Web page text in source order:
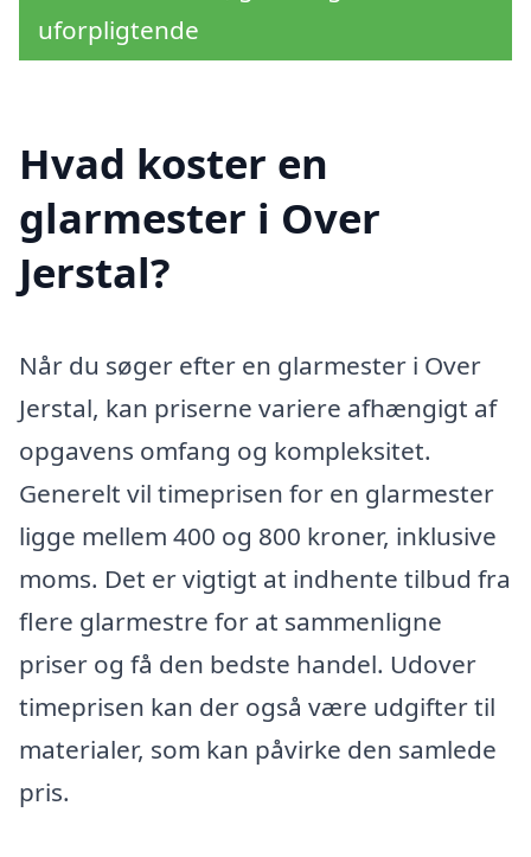
uforpligtende
Hvad koster en
glarmester i Over
Jerstal?
Når du søger efter en glarmester i Over
Jerstal, kan priserne variere afhængigt af
opgavens omfang og kompleksitet.
Generelt vil timeprisen for en glarmester
ligge mellem 400 og 800 kroner, inklusive
moms. Det er vigtigt at indhente tilbud fra
flere glarmestre for at sammenligne
priser og få den bedste handel. Udover
timeprisen kan der også være udgifter til
materialer, som kan påvirke den samlede
pris.